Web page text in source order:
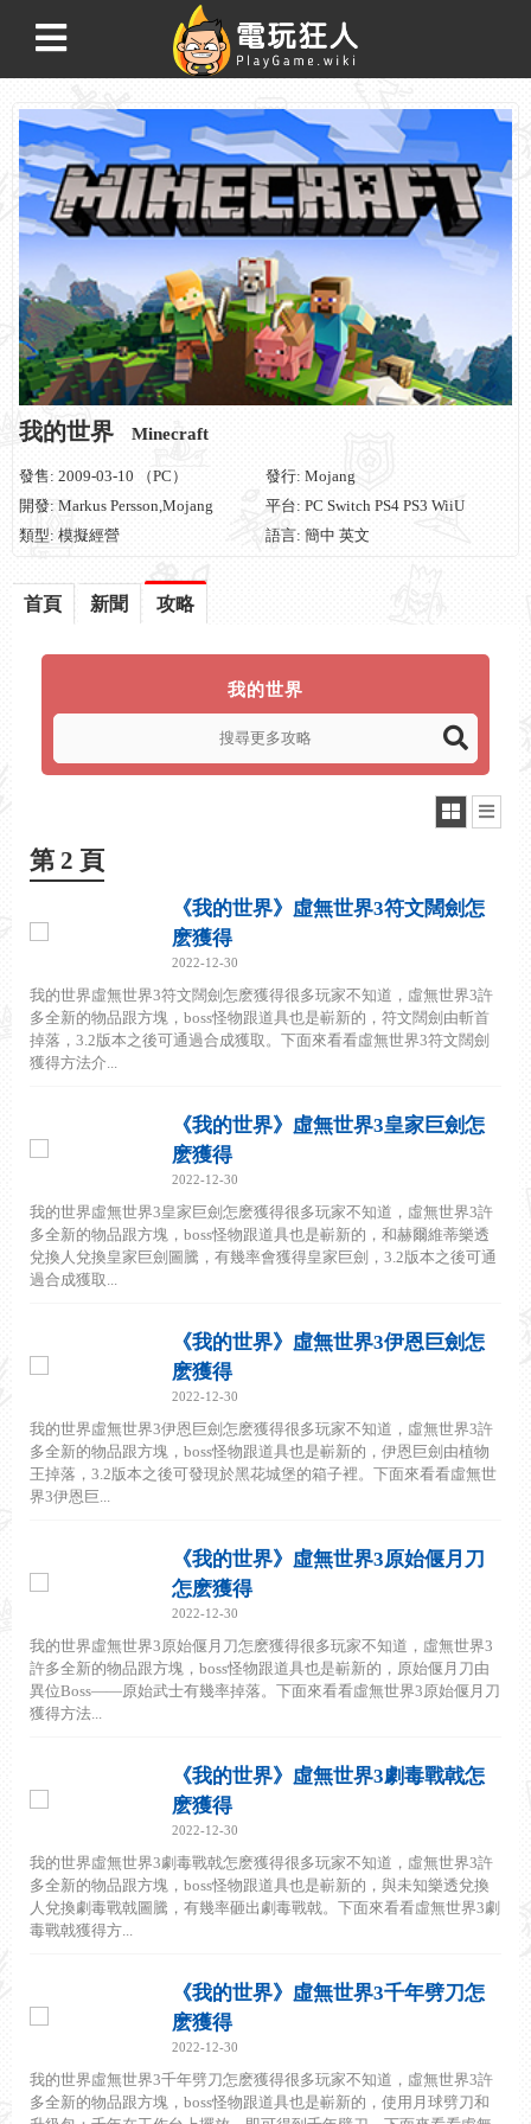
我的世界 Minecraft
發售: 2009-03-10 （PC）
發行: Mojang
開發: Markus Persson,Mojang
平台: PC Switch PS4 PS3 WiiU
類型: 模擬經營
語言: 簡中 英文
首頁 新聞 攻略
我的世界
第 2 頁
《我的世界》虛無世界3符文闊劍怎
麽獲得
2022-12-30
我的世界虛無世界3符文闊劍怎麽獲得很多玩家不知道，虛無世界3許
多全新的物品跟方塊，boss怪物跟道具也是嶄新的，符文闊劍由斬首
掉落，3.2版本之後可通過合成獲取。下面來看看虛無世界3符文闊劍
獲得方法介...
《我的世界》虛無世界3皇家巨劍怎
麽獲得
2022-12-30
我的世界虛無世界3皇家巨劍怎麽獲得很多玩家不知道，虛無世界3許
多全新的物品跟方塊，boss怪物跟道具也是嶄新的，和赫爾維蒂樂透
兌換人兌換皇家巨劍圖騰，有幾率會獲得皇家巨劍，3.2版本之後可通
過合成獲取...
《我的世界》虛無世界3伊恩巨劍怎
麽獲得
2022-12-30
我的世界虛無世界3伊恩巨劍怎麽獲得很多玩家不知道，虛無世界3許
多全新的物品跟方塊，boss怪物跟道具也是嶄新的，伊恩巨劍由植物
王掉落，3.2版本之後可發現於黑花城堡的箱子裡。下面來看看虛無世
界3伊恩巨...
《我的世界》虛無世界3原始偃月刀
怎麽獲得
2022-12-30
我的世界虛無世界3原始偃月刀怎麽獲得很多玩家不知道，虛無世界3
許多全新的物品跟方塊，boss怪物跟道具也是嶄新的，原始偃月刀由
異位Boss——原始武士有幾率掉落。下面來看看虛無世界3原始偃月刀
獲得方法...
《我的世界》虛無世界3劇毒戰戟怎
麽獲得
2022-12-30
我的世界虛無世界3劇毒戰戟怎麽獲得很多玩家不知道，虛無世界3許
多全新的物品跟方塊，boss怪物跟道具也是嶄新的，與未知樂透兌換
人兌換劇毒戰戟圖騰，有幾率砸出劇毒戰戟。下面來看看虛無世界3劇
毒戰戟獲得方...
《我的世界》虛無世界3千年劈刀怎
麽獲得
2022-12-30
我的世界虛無世界3千年劈刀怎麽獲得很多玩家不知道，虛無世界3許
多全新的物品跟方塊，boss怪物跟道具也是嶄新的，使用月球劈刀和